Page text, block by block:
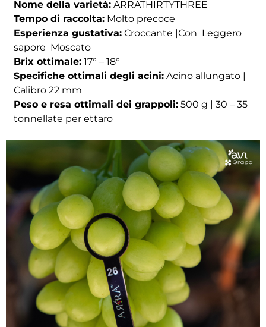
Nome della varietà: ARRATHIRTYTHREE
Tempo di raccolta: Molto precoce
Esperienza gustativa: Croccante |Con Leggero
sapore Moscato
Brix ottimale: 17° – 18°
Specifiche ottimali degli acini: Acino allungato |
Calibro 22 mm
Peso e resa ottimali dei grappoli: 500 g | 30 – 35
tonnellate per ettaro